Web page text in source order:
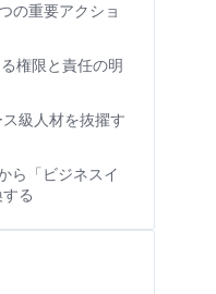
の重要アクショ
る権限と責任の明
級人材を抜擢す
ら「ビジネスイ
る